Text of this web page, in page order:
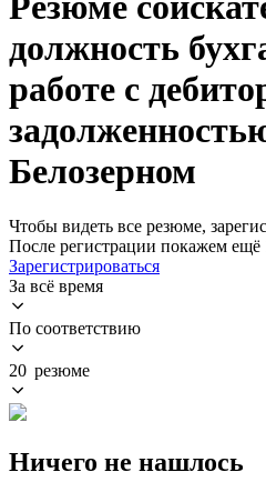
должность
работе с
Белозерном
Чтобы видеть все резюме,
После регистрации покажем ещё
Зарегистрироваться
За всё время
По соответствию
20 резюме
Ничего не нашлось